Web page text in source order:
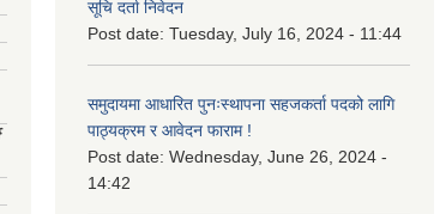
सूचि दर्ता निवेदन
Post date: Tuesday, July 16, 2024 - 11:44
समुदायमा आधारित पुनःस्थापना सहजकर्ता पदको लागि
पाठ्यक्रम र आवेदन फाराम !
Post date: Wednesday, June 26, 2024 -
14:42